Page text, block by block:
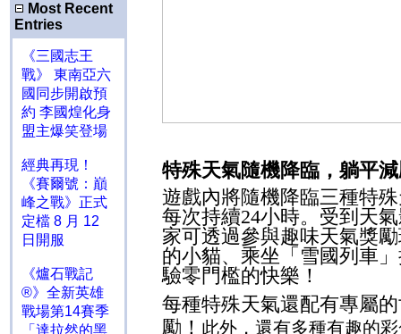
Most Recent
Entries
《三國志王
戰》 東南亞六
國同步開啟預
約 李國煌化身
盟主爆笑登場
經典再現！
《賽爾號：巔
峰之戰》正式
定檔 8 月 12
日開服
《爐石戰記
®》全新英雄
戰場第14賽季
「達拉然的黑
特殊天氣隨機降臨，躺平
遊戲內將隨機降臨三種特
每次持續24小時。受到天
家可透過參與趣味天氣獎
的小貓、乘坐「雪國列車
驗零門檻的快樂！
每種特殊天氣還配有專屬
勵！ 此外，還有多種有趣的